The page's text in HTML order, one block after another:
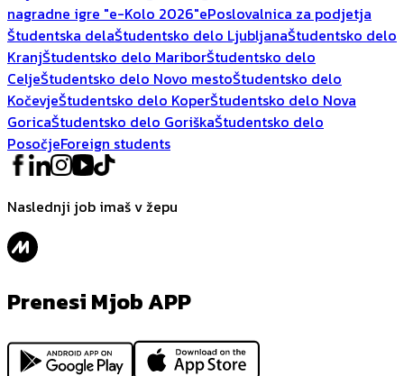
nagradne igre "e-Kolo 2026"ePoslovalnica za podjetja
Študentska delaŠtudentsko delo LjubljanaŠtudentsko delo
KranjŠtudentsko delo MariborŠtudentsko delo
CeljeŠtudentsko delo Novo mestoŠtudentsko delo
KočevjeŠtudentsko delo KoperŠtudentsko delo Nova
GoricaŠtudentsko delo GoriškaŠtudentsko delo
PosočjeForeign students
Naslednji job imaš v žepu
Prenesi Mjob APP